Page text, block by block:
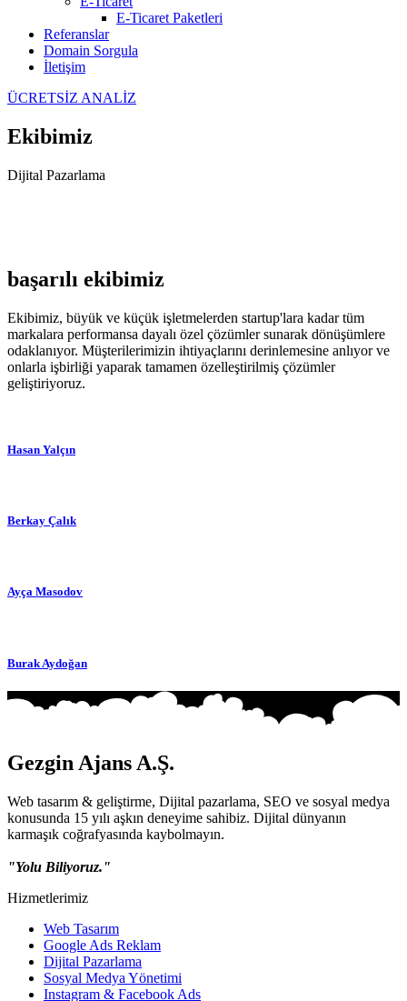
E-Ticaret Paketleri
Referanslar
Domain Sorgula
İletişim
ÜCRETSİZ ANALİZ
Ekibimiz
Dijital Pazarlama
başarılı ekibimiz
Ekibimiz, büyük ve küçük işletmelerden startup'lara kadar tüm
markalara performansa dayalı özel çözümler sunarak dönüşümlere
odaklanıyor. Müşterilerimizin ihtiyaçlarını derinlemesine anlıyor ve
onlarla işbirliği yaparak tamamen özelleştirilmiş çözümler
geliştiriyoruz.
Hasan Yalçın
Berkay Çalık
Ayça Masodov
Burak Aydoğan
Gezgin Ajans A.Ş.
Web tasarım & geliştirme, Dijital pazarlama, SEO ve sosyal medya
konusunda 15 yılı aşkın deneyime sahibiz. Dijital dünyanın
karmaşık coğrafyasında kaybolmayın.
"Yolu Biliyoruz."
Hizmetlerimiz
Web Tasarım
Google Ads Reklam
Dijital Pazarlama
Sosyal Medya Yönetimi
Instagram & Facebook Ads